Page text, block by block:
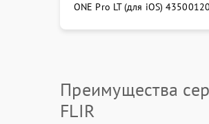
ONE Pro LT (для iOS)
Преимущества
FLIR